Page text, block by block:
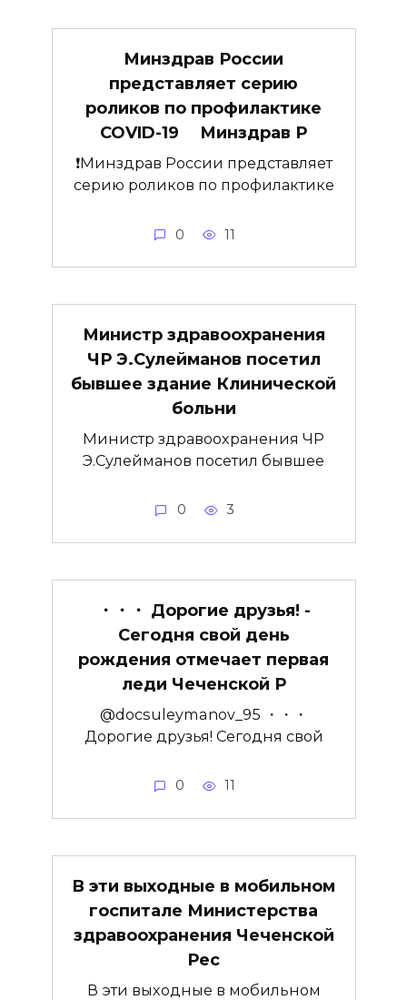
Минздрав России
представляет серию
роликов по профилактике
COVID-19 ⠀ Минздрав Р
❗️Минздрав России представляет
серию роликов по профилактике
0 11
Министр здравоохранения
ЧР Э.Сулейманов посетил
бывшее здание Клинической
больни
Министр здравоохранения ЧР
Э.Сулейманов посетил бывшее
0 3
・・・ Дорогие друзья! ­
Сегодня свой день
рождения отмечает первая
леди Чеченской Р
@docsuleymanov_95 ・・・
Дорогие друзья! ­Сегодня свой
0 11
В эти выходные в мобильном
госпитале Министерства
здравоохранения Чеченской
Рес
В эти выходные в мобильном